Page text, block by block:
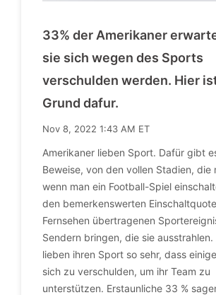
33% der Amerikaner
sie sich wegen des Sports
verschulden werden. Hier
Grund dafur.
Nov 8, 2022 1:43 AM ET
Amerikaner lieben Sport. Dafür gibt
Beweise, von den vollen Stadien, die
wenn man ein Football-Spiel
den bemerkenswerten
Fernsehen übertragenen
Sendern bringen, die sie
lieben ihren Sport so sehr, dass
sich zu verschulden, um ihr Team zu
unterstützen. Erstaunliche 33 %